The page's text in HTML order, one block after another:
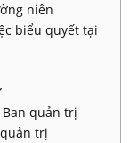
niên
biểu quyết tại
quản trị
trị